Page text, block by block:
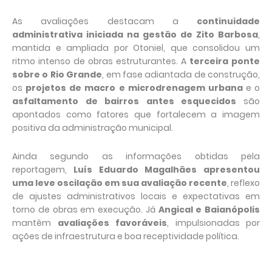
As avaliações destacam a continuidade
administrativa iniciada na gestão de Zito Barbosa,
mantida e ampliada por Otoniel, que consolidou um
ritmo intenso de obras estruturantes. A terceira ponte
sobre o Rio Grande, em fase adiantada de construção,
os projetos de macro e microdrenagem urbanae o
asfaltamento de bairros antes esquecidos são
apontados como fatores que fortalecem a imagem
positiva da administração municipal.
Ainda segundo as informações obtidas pela
reportagem, Luís Eduardo Magalhães apresentou
uma leve oscilação em sua avaliação recente, reflexo
de ajustes administrativos locais e expectativas em
torno de obras em execução. Já Angical e Baianópolis
mantêm avaliações favoráveis, impulsionadas por
ações de infraestrutura e boa receptividade política.